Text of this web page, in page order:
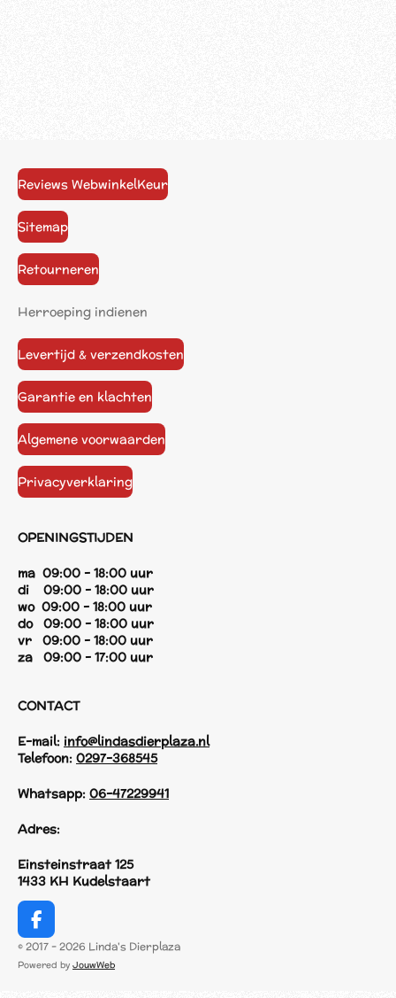
Reviews WebwinkelKeur
Sitemap
Retourneren
Herroeping indienen
Levertijd & verzendkosten
Garantie en klachten
Algemene voorwaarden
Privacyverklaring
OPENINGSTIJDEN
ma 09:00 - 18:00 uur
di 09:00 - 18:00 uur
wo 09:00 - 18:00 uur
do 09:00 - 18:00 uur
vr 09:00 - 18:00 uur
za 09:00 - 17:00 uur
CONTACT
E-mail: info@lindasdierplaza.nl
Telefoon: 0297-368545
Whatsapp: 06-47229941
Adres:
Einsteinstraat 125
1433 KH Kudelstaart
F
a
c
© 2017 - 2026 Linda's Dierplaza
Powered by JouwWeb